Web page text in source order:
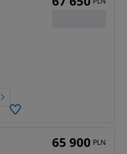
65 900 PLN